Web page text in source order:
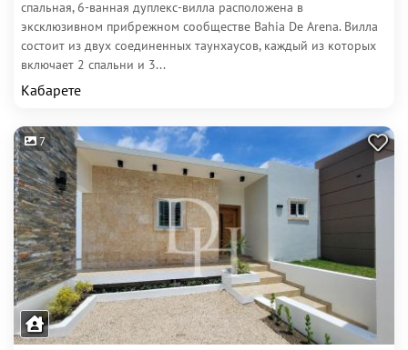
спальная, 6-ванная дуплекс-вилла расположена в
эксклюзивном прибрежном сообществе Bahia De Arena. Вилла
состоит из двух соединенных таунхаусов, каждый из которых
включает 2 спальни и 3...
Кабарете
7